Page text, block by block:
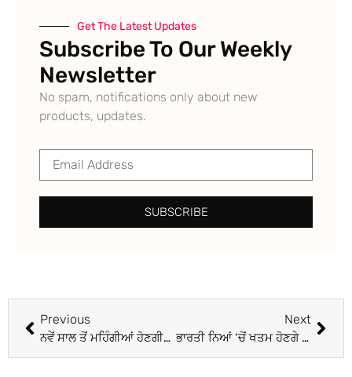
Get The Latest Updates
Subscribe To Our Weekly
Newsletter
No spam, notifications only about new
products, updates.
SUBSCRIBE
Previous
ਨਵੇਂ ਸਾਲ ਤੋਂ ਮਹਿੰਗੀਆਂ ਹੋਣਗੀਆਂ ਕਾਰਾਂ, ਮਾਰੂਤੀ-ਸੁਜ਼ੂਕੀ ਇੰਡੀਆ ਤੇ ਟਾਟਾ ਨੇ ਕੀਤਾ ਐਲਾਨ
Next
ਭਾਰਤੀ ਨਿਆਂ ‘ਚੋਂ ਖਤਮ ਹੋਣਗੇ IPC ਤੇ CRPC, ਸਰਦ ਰੁੱਤ ਸੈਸ਼ਨ ‘ਚ ਪੇਸ਼ ਹੋਵੇਗਾ ਬਿੱਲ; 2 ਨੂੰ ਬੁਲਾਈ ਸਰਬ ਪਾਰਟੀ ਮੀਟਿੰਗ